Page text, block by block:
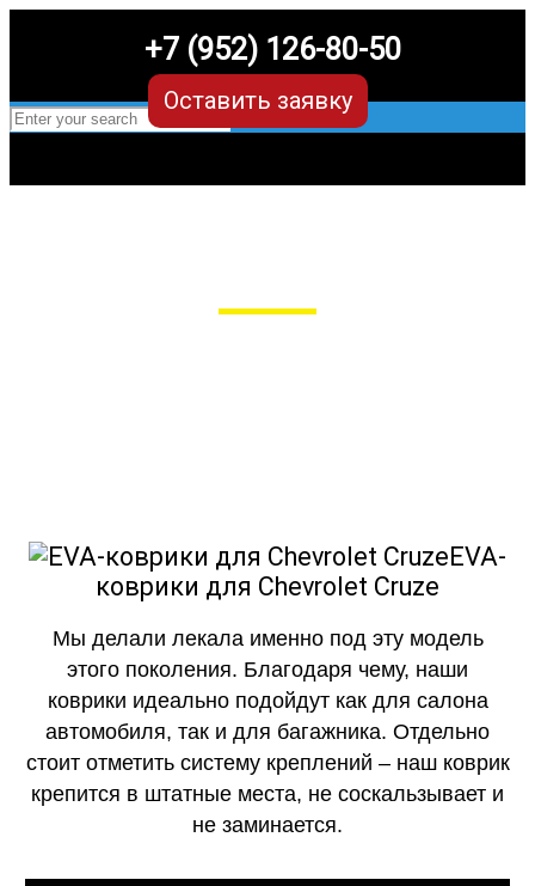
+7 (952) 126-80-50
Оставить заявку
EVA-
коврики для Chevrolet Cruze
Мы делали лекала именно под эту модель
этого поколения. Благодаря чему, наши
коврики идеально подойдут как для салона
автомобиля, так и для багажника. Отдельно
стоит отметить систему креплений – наш коврик
крепится в штатные места, не соскальзывает и
не заминается.